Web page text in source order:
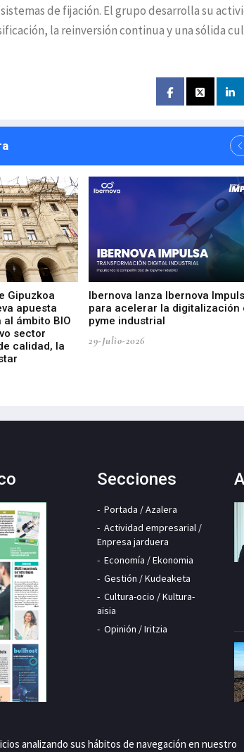
de fijación. El grupo desarrolla su
la reinversión continua y una sólida
Gipuzkoa
apuesta
ámbito BIO
sector
calidad, la
Ibernova lanza Ibernova
para acelerar la digitalización
pyme industrial
29-Julio-2026
Secciones
Portada / Azalera
Actividad empresarial /
Enpresa jarduera
Economía / Ekonomia
Gestión / Kudeaketa
Cultura-ocio / Kultura-
aisia
Opinión / Iritzia
analizando sus hábitos de navegación en nuestro